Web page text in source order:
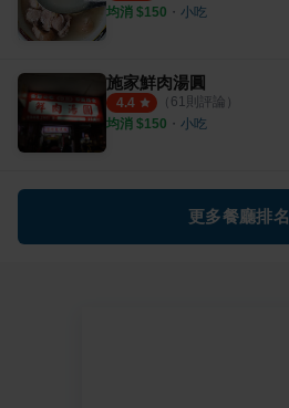
均消 $150 ・ 小吃
施家鮮肉湯圓
4.4 （ 61 則評論）
均消 $150 ・ 小吃
更多餐廳排名